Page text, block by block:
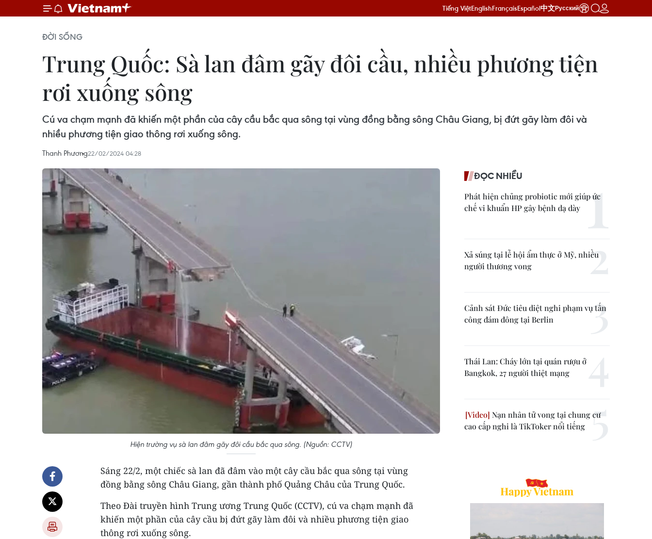
Tiếng ViệtEnglishFrançaisEspañol中文Русский
ĐỜI SỐNG
Trung Quốc: Sà lan đâm gãy đôi cầu, nhiều phương tiện
rơi xuống sông
Cú va chạm mạnh đã khiến một phần của cây cầu bắc qua sông tại vùng đồng bằng sông Châu Giang, bị đứt gãy làm đôi và
nhiều phương tiện giao thông rơi xuống sông.
Thanh Phương22/02/2024 04:28
Hiện trường vụ sà lan đâm gãy đôi cầu bắc qua sông. (Nguồn: CCTV)
Sáng 22/2, một chiếc sà lan đã đâm vào một cây cầu bắc qua sông tại vùng
đồng bằng sông Châu Giang, gần thành phố Quảng Châu của Trung Quốc.
Theo Đài truyền hình Trung ương Trung Quốc (CCTV), cú va chạm mạnh đã
khiến một phần của cây cầu bị đứt gãy làm đôi và nhiều phương tiện giao
thông rơi xuống sông.
ĐỌC NHIỀU
Phát hiện chủng probiotic mới giúp ức
chế vi khuẩn HP gây bệnh dạ dày
Xả súng tại lễ hội ẩm thực ở Mỹ, nhiều
người thương vong
Cảnh sát Đức tiêu diệt nghi phạm vụ tấn
công đám đông tại Berlin
Thái Lan: Cháy lớn tại quán rượu ở
Bangkok, 27 người thiệt mạng
Nạn nhân tử vong tại chung cư
cao cấp nghi là TikToker nổi tiếng